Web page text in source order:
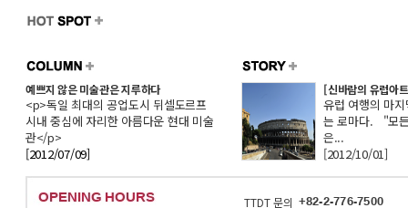
예쁘지 않은 미술관은 지루하다
<p>독일 최대의 공업도시 뒤셀도르프
시내 중심에 자리한 아름다운 현대 미술
관</p>
[2012/07/09]
[신바람의 유럽아
유럽 여행의 마
는 로마다. "모
은...
[2012/10/01]